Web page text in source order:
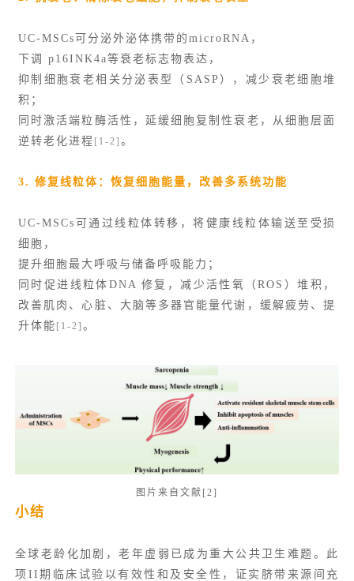
UC-MSCs可分泌外泌体携带的microRNA，
下调 p16INK4a等衰老标志物表达，
抑制细胞衰老相关分泌表型（SASP），减少衰老细胞堆
积；
同时激活端粒酶活性，延缓细胞复制性衰老，从细胞层面
逆转老化进程 [1-2] 。
3. 修复线粒体：恢复细胞能量，改善多系统功能
UC-MSCs可通过线粒体转移，将健康线粒体输送至受损
细胞，
提升细胞最大呼吸与储备呼吸能力；
同时促进线粒体DNA 修复，减少活性氧（ROS）堆积，
改善肌肉、心脏、大脑等多器官能量代谢，缓解疲劳、提
升体能 [1-2] 。
图片来自文献[2]
小结
全球老龄化加剧，老年虚弱已成为重大公共卫生难题。此
项II期临床试验以有效性和及安全性，证实脐带来源间充